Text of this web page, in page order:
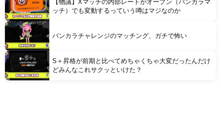
【物議】Xマッチの内部レートがオープン（バンカラマ
ッチ）でも変動するっていう噂はマジなのか
バンカラチャレンジのマッチング、ガチで怖い
S＋昇格が前期と比べてめちゃくちゃ大変だったんだけ
どみんなこれサクッといけた？